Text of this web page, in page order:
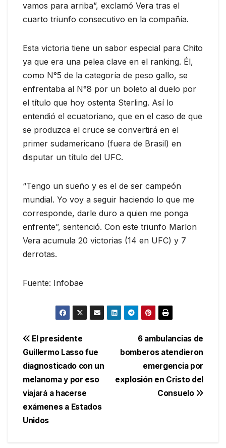
vamos para arriba”, exclamó Vera tras el
cuarto triunfo consecutivo en la compañía.
Esta victoria tiene un sabor especial para Chito
ya que era una pelea clave en el ranking. Él,
como N°5 de la categoría de peso gallo, se
enfrentaba al N°8 por un boleto al duelo por
el título que hoy ostenta Sterling. Así lo
entendió el ecuatoriano, que en el caso de que
se produzca el cruce se convertirá en el
primer sudamericano (fuera de Brasil) en
disputar un título del UFC.
“Tengo un sueño y es el de ser campeón
mundial. Yo voy a seguir haciendo lo que me
corresponde, darle duro a quien me ponga
enfrente”, sentenció. Con este triunfo Marlon
Vera acumula 20 victorias (14 en UFC) y 7
derrotas.
Fuente: Infobae
Navegación
de
entradas
6 ambulancias de
bomberos atendieron
emergencia por
explosión en Cristo del
Consuelo
El presidente
Guillermo Lasso fue
diagnosticado con un
melanoma y por eso
viajará a hacerse
exámenes a Estados
Unidos